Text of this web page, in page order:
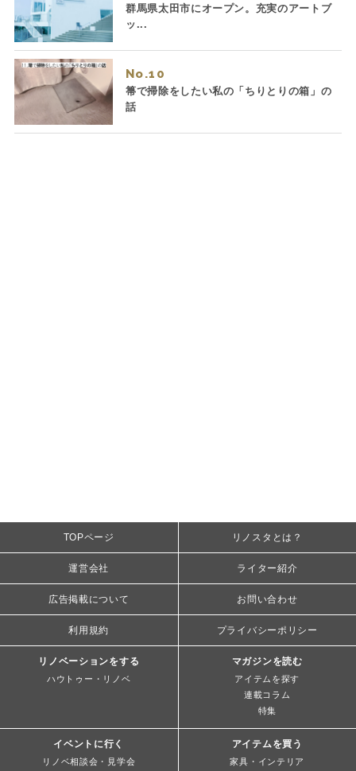
群馬県太田市にオープン。充実のアートブ
ッ...
No.
箒で掃除をしたい私の「ちりとりの箱」の
話
TOPページ リノスタとは？
運営会社 ライター紹介
広告掲載について お問い合わせ
利用規約 プライバシーポリシー
リノベーションをする
ハウトゥー・リノベ
マガジンを読む
アイテムを探す
連載コラム
特集
イベントに行く
リノベ相談会・見学会
アイテムを買う
家具・インテリア